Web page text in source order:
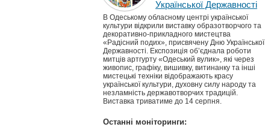
Української Державності
В Одеському обласному центрі української
культури відкрили виставку образотворчого та
декоративно-прикладного мистецтва
«Радісний подих», присвячену Дню Української
Державності. Експозиція об’єднала роботи
митців артгурту «Одеський вулик», які через
живопис, графіку, вишивку, витинанку та інші
мистецькі техніки відображають красу
української культури, духовну силу народу та
незламність державотворчих традицій.
Виставка триватиме до 14 серпня.
Останні моніторинги: